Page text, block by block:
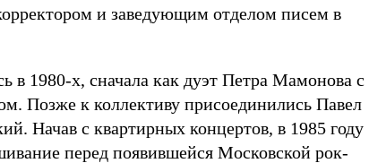
и заведующим отделом писем в
в 1980-х, сначала как дуэт Петра Мамонова с
Позже к коллективу присоединились Павел
Начав с квартирных концертов, в 1985 году
перед появившейся Московской рок-